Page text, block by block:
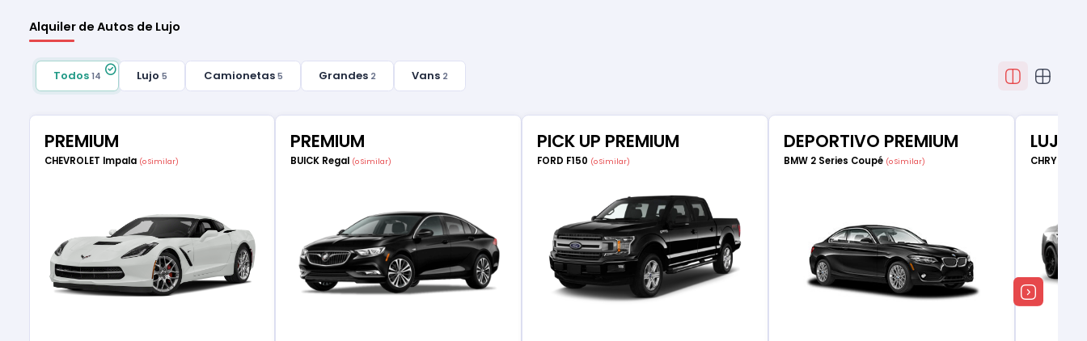
Alquiler de Autos de Lujo
Todos 14 Lujo5 Camionetas 5 Grandes 2 Vans 2
PREMIUM
CHEVROLET Impala (o Similar)
PREMIUM
BUICK Regal (o Similar)
PICK UP PREMIUM
FORD F150 (o Similar)
DEPORTIVO PREMIUM
BMW 2 Series Coupé (o Similar)
LUJO
CHRYSLER